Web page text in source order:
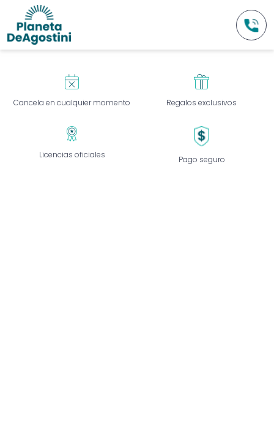
+34 93
Cancela en cualquier momento Regalos exclusivos
Licencias oficiales Pago seguro